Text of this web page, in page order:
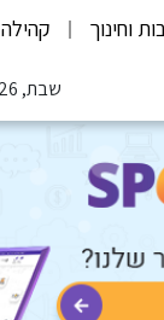
וחינוך קהילה
שבת, 08.08.2026